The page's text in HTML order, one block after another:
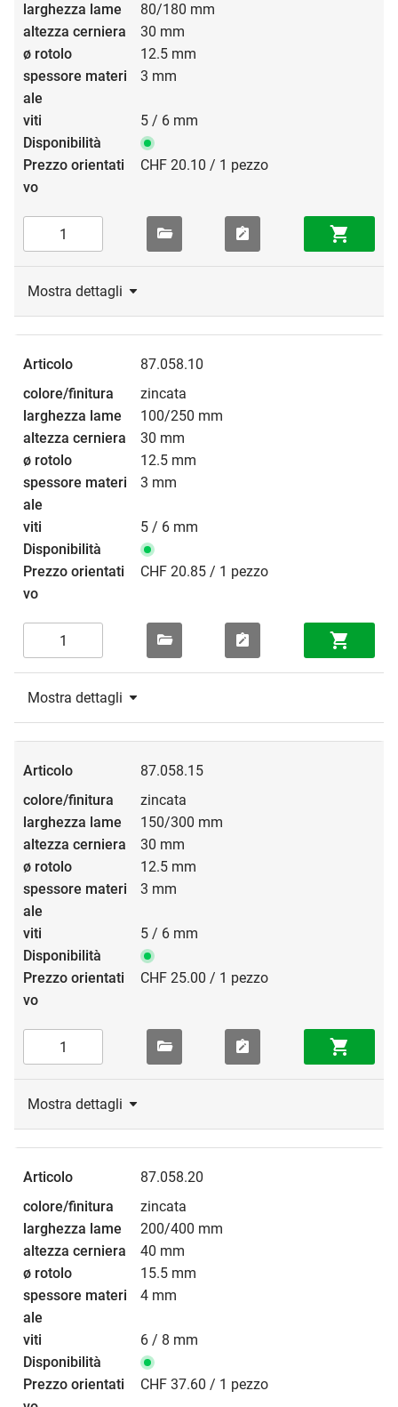
80/180 mm
30 mm
12.5 mm
3 mm
5 / 6 mm
CHF 20.10 / 1 pezzo
Mostra dettagli
87.058.10
zincata
100/250 mm
30 mm
12.5 mm
3 mm
5 / 6 mm
CHF 20.85 / 1 pezzo
Mostra dettagli
87.058.15
zincata
150/300 mm
30 mm
12.5 mm
3 mm
5 / 6 mm
CHF 25.00 / 1 pezzo
Mostra dettagli
87.058.20
zincata
200/400 mm
40 mm
15.5 mm
4 mm
6 / 8 mm
CHF 37.60 / 1 pezzo